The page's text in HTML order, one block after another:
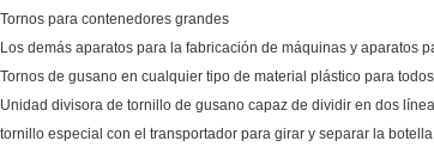
Tornos para contenedores grandes
Los demás aparatos para la fabricación de máquinas y aparatos
Tornos de gusano en cualquier tipo de material plástico para
Unidad divisora de tornillo de gusano capaz de dividir en dos
tornillo especial con el transportador para girar y separar la